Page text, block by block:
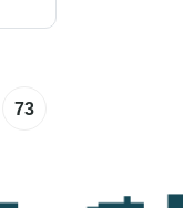
73